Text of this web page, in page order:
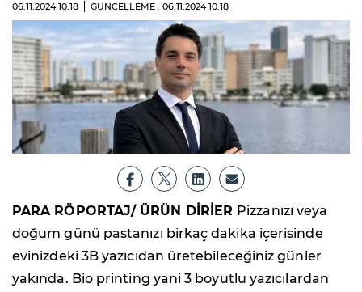
06.11.202410:18 GÜNCELLEME : 06.11.202410:18
PARA RÖPORTAJ/ ÜRÜN DİRİER Pizzanızı veya
doğum günü pastanızı birkaç dakika içerisinde
evinizdeki 3B yazıcıdan üretebileceğiniz günler
yakında. Bio printing yani 3 boyutlu yazıcılardan